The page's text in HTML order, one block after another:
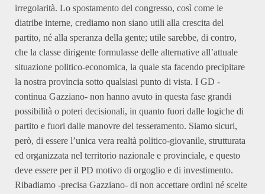
irregolarità. Lo spostamento del congresso, così come le
diatribe interne, crediamo non siano utili alla crescita del
partito, né alla speranza della gente; utile sarebbe, di contro,
che la classe dirigente formulasse delle alternative all’attuale
situazione politico-economica, la quale sta facendo precipitare
la nostra provincia sotto qualsiasi punto di vista. I GD -
continua Gazziano- non hanno avuto in questa fase grandi
possibilità o poteri decisionali, in quanto fuori dalle logiche di
partito e fuori dalle manovre del tesseramento. Siamo sicuri,
però, di essere l’unica vera realtà politico-giovanile, strutturata
ed organizzata nel territorio nazionale e provinciale, e questo
deve essere per il PD motivo di orgoglio e di investimento.
Ribadiamo -precisa Gazziano- di non accettare ordini né scelte